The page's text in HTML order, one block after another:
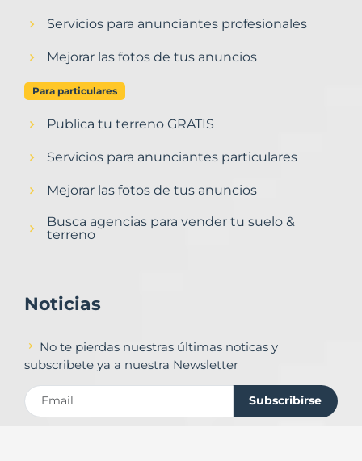
Servicios para anunciantes profesionales
Mejorar las fotos de tus anuncios
Para particulares
Publica tu terreno GRATIS
Servicios para anunciantes particulares
Mejorar las fotos de tus anuncios
Busca agencias para vender tu suelo &
terreno
Noticias
No te pierdas nuestras últimas noticas y
subscribete ya a nuestra Newsletter
Subscribirse